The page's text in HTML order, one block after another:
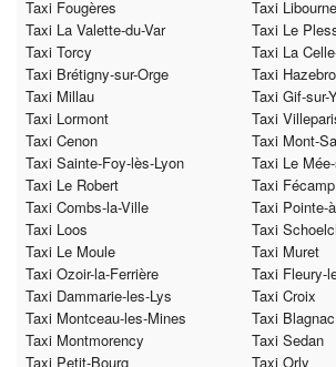
Taxi Fougères
Taxi Libourne
Taxi La Valette-du-Var
Taxi Le
Taxi Torcy
Taxi La
Taxi Brétigny-sur-Orge
Taxi
Taxi Millau
Taxi Gif-sur-
Taxi Lormont
Taxi
Taxi Cenon
Taxi Mont-
Taxi Sainte-Foy-lès-Lyon
Taxi Le
Taxi Le Robert
Taxi Fécamp
Taxi Combs-la-Ville
Taxi Pointe-
Taxi Loos
Taxi
Taxi Le Moule
Taxi Muret
Taxi Ozoir-la-Ferrière
Taxi Fleury-
Taxi Dammarie-les-Lys
Taxi Croix
Taxi Montceau-les-Mines
Taxi Blagnac
Taxi Montmorency
Taxi Sedan
Taxi Petit-Bourg
Taxi Orly